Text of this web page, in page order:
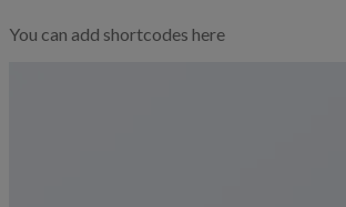
You can add shortcodes here